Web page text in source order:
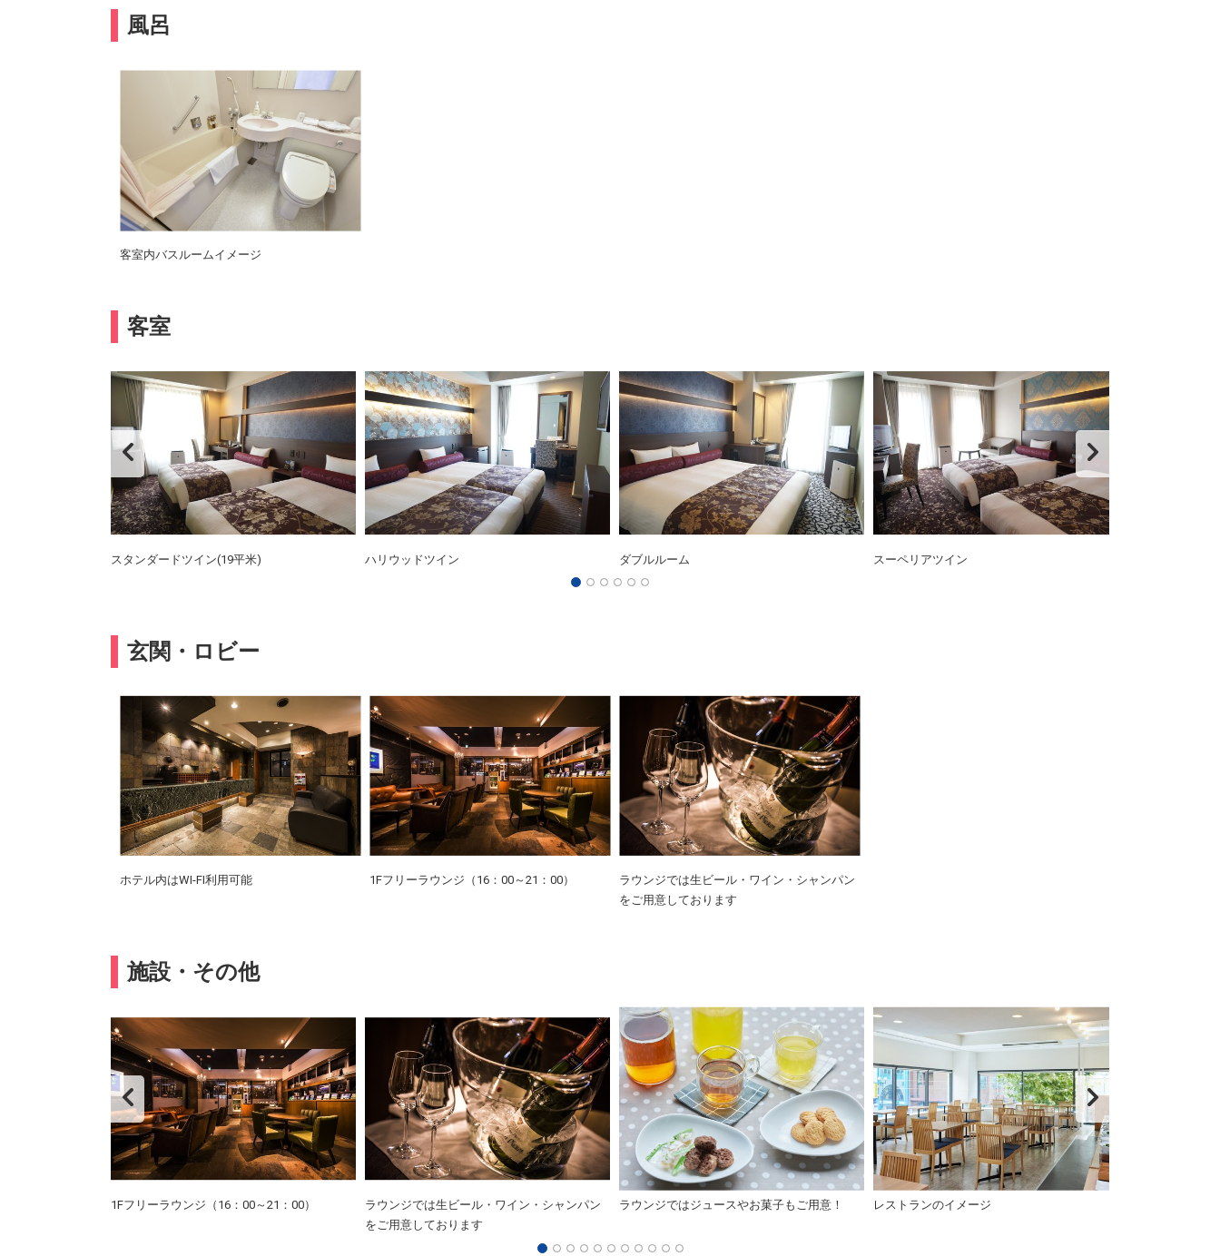
風呂
客室内バスルームイメージ
客室
スタンダードツイン(19平米) ハリウッドツイン ダブルルーム スーペリアツイン
玄関・ロビー
ホテル内はWI-FI利用可能 1Fフリーラウンジ（16：00～21：00）
ラウンジでは生ビール・ワイン・シャンパン
をご用意しております
施設・その他
1Fフリーラウンジ（16：00～21：00）
ラウンジでは生ビール・ワイン・シャンパン
をご用意しております
ラウンジではジュースやお菓子もご用意！ レストランのイメージ